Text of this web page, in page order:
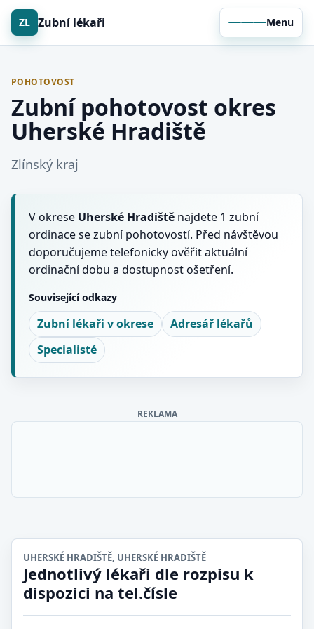
ZL Zubní lékaři Menu
POHOTOVOST
Zubní pohotovost okres
Uherské Hradiště
Zlínský kraj
V okrese Uherské Hradiště najdete 1 zubní
ordinace se zubní pohotovostí. Před návštěvou
doporučujeme telefonicky ověřit aktuální
ordinační dobu a dostupnost ošetření.
Související odkazy
Zubní lékaři v okrese
Adresář lékařů
Specialisté
REKLAMA
UHERSKÉ HRADIŠTĚ, UHERSKÉ HRADIŠTĚ
Jednotlivý lékaři dle rozpisu k
dispozici na tel.čísle